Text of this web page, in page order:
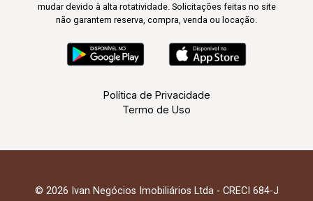
mudar devido à alta rotatividade. Solicitações feitas no site
não garantem reserva, compra, venda ou locação.
Política de Privacidade
Termo de Uso
© 2026 Ivan Negócios Imobiliários Ltda - CRECI 684-J